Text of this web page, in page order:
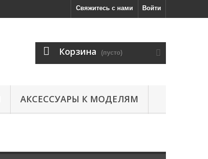
Войти
Свяжитесь с нами
Корзина (пусто)
АКСЕССУАРЫ К МОДЕЛЯМ